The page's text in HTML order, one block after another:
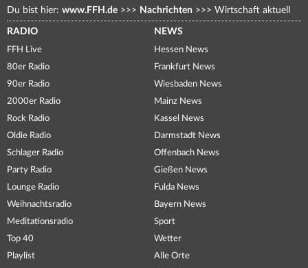
Du bist hier: www.FFH.de >>> Nachrichten >>> Wirtschaft aktuell
RADIO
FFH Live
80er Radio
90er Radio
2000er Radio
Rock Radio
Oldie Radio
Schlager Radio
Party Radio
Lounge Radio
Weihnachtsradio
Meditationsradio
Top 40
Playlist
NEWS
Hessen News
Frankfurt News
Wiesbaden News
Mainz News
Kassel News
Darmstadt News
Offenbach News
Gießen News
Fulda News
Bayern News
Sport
Wetter
Alle Orte